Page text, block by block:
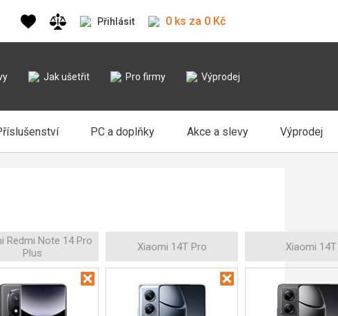
Přihlásit 0 ks za 0 Kč
Jak ušetřit Pro firmy Výprodej
PC a doplňky Akce a slevy Výprodej
Redmi Note 14 Pro
Plus
Xiaomi 14T Pro Xiaomi 14T